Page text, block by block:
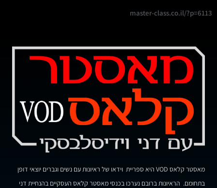
master-class.co.il/?p=6113
מאסטר קלאס VOD היא ספריית וידאו של ראיונות עם נשים וגברים יוצאי דופן
בתחומם. הראיונות ברובם נערכו בכנסי מאסטר קלאס העסקיים בהנחיית דני